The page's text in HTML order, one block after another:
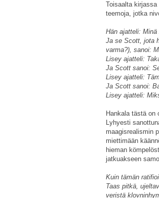
Toisaalta
teemoja, jotka
Hän ajatteli:
Ja se Scott, jota
varma?), sanoi:
Lisey ajatteli:
Ja Scott sanoi:
Lisey ajatteli:
Ja Scott sanoi:
Lisey ajatteli:
Hankala tästä on
Lyhyesti
maagisrealismin
miettimään
hieman
jatkuakseen
Kuin tämän
Taas pitkä,
veristä